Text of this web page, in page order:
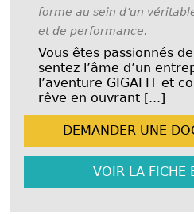
forme au sein d’un
et de performance.
Vous êtes passionnés
sentez l’âme d’un
l’aventure GIGAFIT et
rêve en ouvrant [...]
DEMANDER UNE
VOIR LA FICHE